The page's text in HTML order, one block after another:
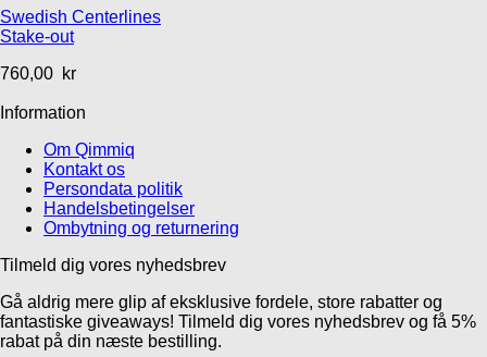
Swedish Centerlines
Stake-out
760,00 kr
Information
Om Qimmiq
Kontakt os
Persondata politik
Handelsbetingelser
Ombytning og returnering
Tilmeld dig vores nyhedsbrev
Gå aldrig mere glip af eksklusive fordele, store rabatter og
fantastiske giveaways! Tilmeld dig vores nyhedsbrev og få 5%
rabat på din næste bestilling.